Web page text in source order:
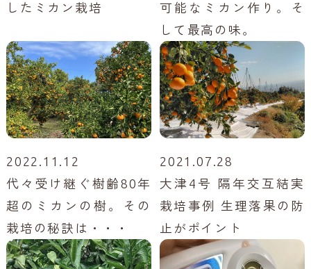
したミカン栽培
可能なミカン作り。そ
して最高の味。
2022.11.12
代々受け継ぐ樹齢80年
超のミカンの樹。その
栽培の秘訣は・・・
2021.07.28
大津4号 隔年交互結実
栽培事例 生理落果の防
止がポイント